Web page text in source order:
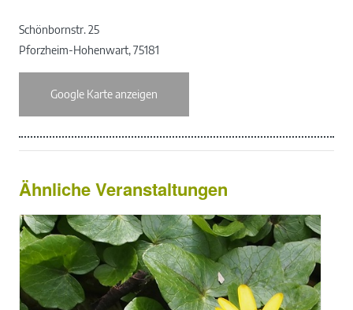
Schönbornstr. 25
Pforzheim-Hohenwart,75181
Google Karte anzeigen
Ähnliche Veranstaltungen